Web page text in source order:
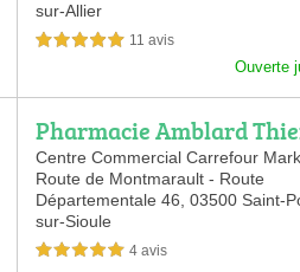
sur-Allier
5,0 étoiles sur 5 11 avis
Ouverte
Pharmacie Amblard
Centre Commercial Carrefour
Route de Montmarault - Route
Départementale 46,03500 Saint-
sur-Sioule
5,0 étoiles sur 5 4 avis